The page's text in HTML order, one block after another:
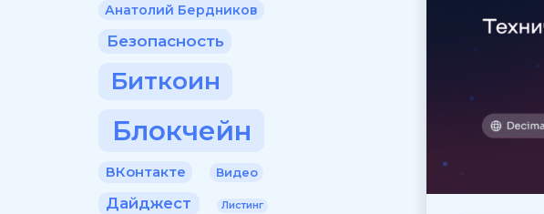
Анатолий Бердников
Безопасность
Биткоин
Блокчейн
ВКонтакте Видео
Дайджест Листинг